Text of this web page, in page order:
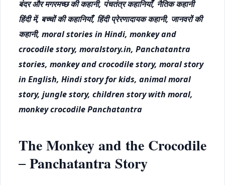
बंदर और मगरमच्छ की कहानी, पंचतंत्र कहानियाँ, नैतिक कहानी
हिंदी में, बच्चों की कहानियाँ, हिंदी प्रेरणादायक कहानी, जानवरों की
कहानी, moral stories in Hindi, monkey and
crocodile story, moralstory.in, Panchatantra
stories, monkey and crocodile story, moral story
in English, Hindi story for kids, animal moral
story, jungle story, children story with moral,
monkey crocodile Panchatantra
The Monkey and the Crocodile
– Panchatantra Story